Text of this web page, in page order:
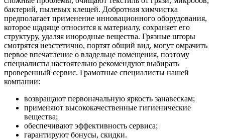
бактерий, пылевых клещей. Добротная химчистка
предполагает применение инновационного оборудования,
которое щадяще относится к материалу, сохраняет его
структуру, удаляя инородные вещества. Грязные шторы
смотрятся неэстетично, портят общий вид, могут омрачить
первое впечатление о владельце помещения, поэтому
специалисты настоятельно рекомендуют выбирать
проверенный сервис. Грамотные специалисты нашей
компании:
возвращают первоначальную яркость занавескам;
применяют высококачественные гигиенические
вещества;
обеспечивают эффективность сервиса;
гарантируют бонусы, скидки.